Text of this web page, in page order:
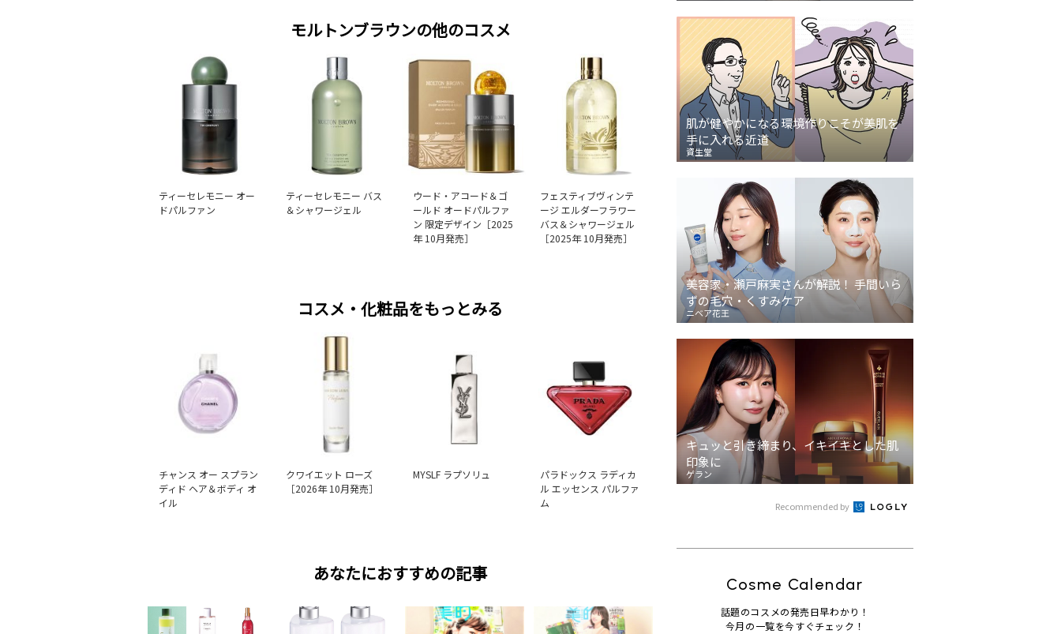
モルトンブラウンの他のコスメ
ティーセレモニー オー
ドパルファン
ティーセレモニー バス
＆シャワージェル
ウード・アコード＆ゴ
ールド オードパルファ
ン 限定デザイン［2025
年 10月発売］
フェスティブヴィンテ
ージ エルダーフラワー
バス＆シャワージェル
［2025年 10月発売］
コスメ・化粧品をもっとみる
チャンス オー スプラン
ディド ヘア＆ボディ オ
イル
クワイエット ローズ
［2026年 10月発売］
MYSLF ラプソリュ
パラドックス ラディカ
ル エッセンス パルファ
ム
あなたにおすすめの記事
肌が健やかになる環境作りこそが美肌を
手に入れる近道
資生堂
美容家・瀬戸麻実さんが解説！ 手間いら
ずの毛穴・くすみケア
ニベア花王
キュッと引き締まり、イキイキとした肌
印象に
ゲラン
Recommended by
Cosme Calendar
話題のコスメの発売日早わかり！
今月の一覧を今すぐチェック！